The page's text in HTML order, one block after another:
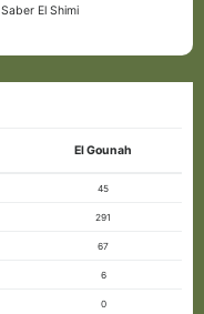
Saber El Shimi
El Gounah
45
291
67
6
0